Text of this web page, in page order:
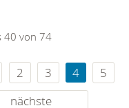
40 von 74
2 3 4
5
nächste